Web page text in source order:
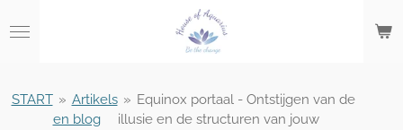
direct
hoofdinhoud
START » Artikels
en blog
» Equinox portaal - Ontstijgen van de
illusie en de structuren van jouw